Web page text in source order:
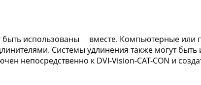
быть использованы вместе. Компьютерные или
Системы удлинения также могут
непосредственно к DVI-Vision-CAT-CON и